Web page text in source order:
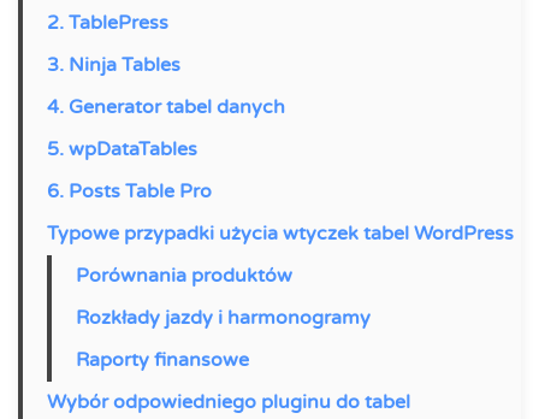
2. TablePress
3. Ninja Tables
4. Generator tabel danych
5. wpDataTables
6. Posts Table Pro
Typowe przypadki użycia wtyczek tabel WordPress
Porównania produktów
Rozkłady jazdy i harmonogramy
Raporty finansowe
Wybór odpowiedniego pluginu do tabel